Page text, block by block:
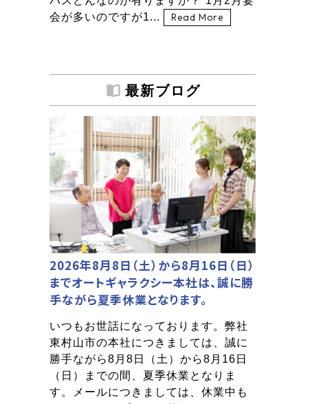
会が多いのですが1...
Read More
最新ブログ
2026年8月8日（土）から8月16日（日）
までオートギャラクシー本社は、誠に勝
手ながら夏季休業となります。
いつもお世話になっております。弊社
東村山市の本社につきましては、誠に
勝手ながら8月8日（土）から8月16日
（日）までの間、夏季休業となりま
す。メールにつきましては、休業中も